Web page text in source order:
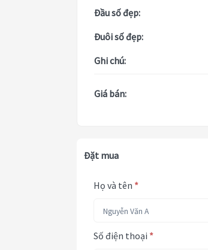
Đầu số đẹp:
Đuôi số đẹp:
Ghi chú:
Giá bán:
Đặt mua
Họ và tên *
Số điện thoại *